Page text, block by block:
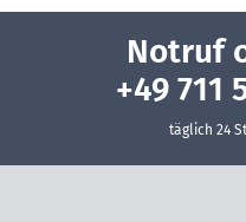
Notruf
+49 711
täglich 24